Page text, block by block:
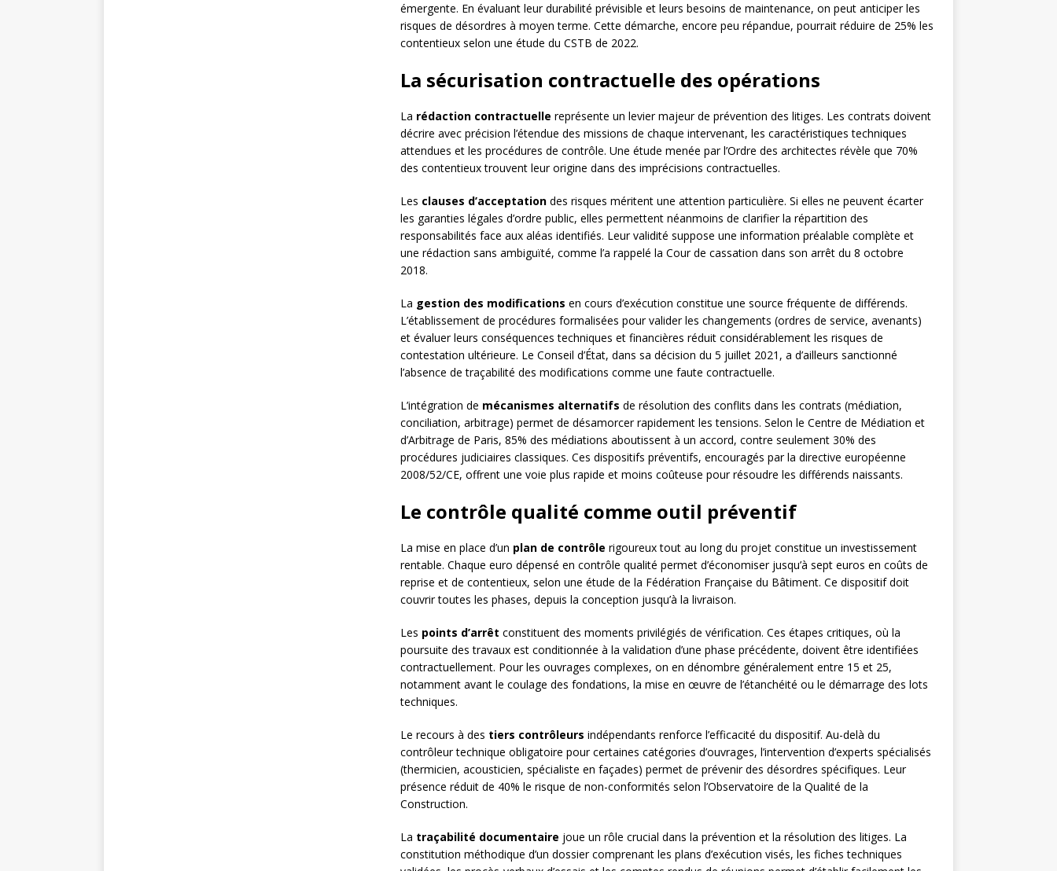
émergente. En évaluant leur durabilité prévisible et leurs besoins de maintenance, on peut anticiper les
risques de désordres à moyen terme. Cette démarche, encore peu répandue, pourrait réduire de 25% les
contentieux selon une étude du CSTB de 2022.
La sécurisation contractuelle des opérations
La rédaction contractuelle représente un levier majeur de prévention des litiges. Les contrats doivent
décrire avec précision l’étendue des missions de chaque intervenant, les caractéristiques techniques
attendues et les procédures de contrôle. Une étude menée par l’Ordre des architectes révèle que 70%
des contentieux trouvent leur origine dans des imprécisions contractuelles.
Les clauses d’acceptationdes risques méritent une attention particulière. Si elles ne peuvent écarter
les garanties légales d’ordre public, elles permettent néanmoins de clarifier la répartition des
responsabilités face aux aléas identifiés. Leur validité suppose une information préalable complète et
une rédaction sans ambiguïté, comme l’a rappelé la Cour de cassation dans son arrêt du 8 octobre
2018.
La gestion des modifications en cours d’exécution constitue une source fréquente de différends.
L’établissement de procédures formalisées pour valider les changements (ordres de service, avenants)
et évaluer leurs conséquences techniques et financières réduit considérablement les risques de
contestation ultérieure. Le Conseil d’État, dans sa décision du 5 juillet 2021, a d’ailleurs sanctionné
l’absence de traçabilité des modifications comme une faute contractuelle.
L’intégration de mécanismes alternatifs de résolution des conflits dans les contrats (médiation,
conciliation, arbitrage) permet de désamorcer rapidement les tensions. Selon le Centre de Médiation et
d’Arbitrage de Paris, 85% des médiations aboutissent à un accord, contre seulement 30% des
procédures judiciaires classiques. Ces dispositifs préventifs, encouragés par la directive européenne
2008/52/CE, offrent une voie plus rapide et moins coûteuse pour résoudre les différends naissants.
Le contrôle qualité comme outil préventif
La mise en place d’un plan de contrôle rigoureux tout au long du projet constitue un investissement
rentable. Chaque euro dépensé en contrôle qualité permet d’économiser jusqu’à sept euros en coûts de
reprise et de contentieux, selon une étude de la Fédération Française du Bâtiment. Ce dispositif doit
couvrir toutes les phases, depuis la conception jusqu’à la livraison.
Les points d’arrêt constituent des moments privilégiés de vérification. Ces étapes critiques, où la
poursuite des travaux est conditionnée à la validation d’une phase précédente, doivent être identifiées
contractuellement. Pour les ouvrages complexes, on en dénombre généralement entre 15 et 25,
notamment avant le coulage des fondations, la mise en œuvre de l’étanchéité ou le démarrage des lots
techniques.
Le recours à des tiers contrôleurs indépendants renforce l’efficacité du dispositif. Au-delà du
contrôleur technique obligatoire pour certaines catégories d’ouvrages, l’intervention d’experts spécialisés
(thermicien, acousticien, spécialiste en façades) permet de prévenir des désordres spécifiques. Leur
présence réduit de 40% le risque de non-conformités selon l’Observatoire de la Qualité de la
Construction.
La traçabilité documentaire joue un rôle crucial dans la prévention et la résolution des litiges. La
constitution méthodique d’un dossier comprenant les plans d’exécution visés, les fiches techniques